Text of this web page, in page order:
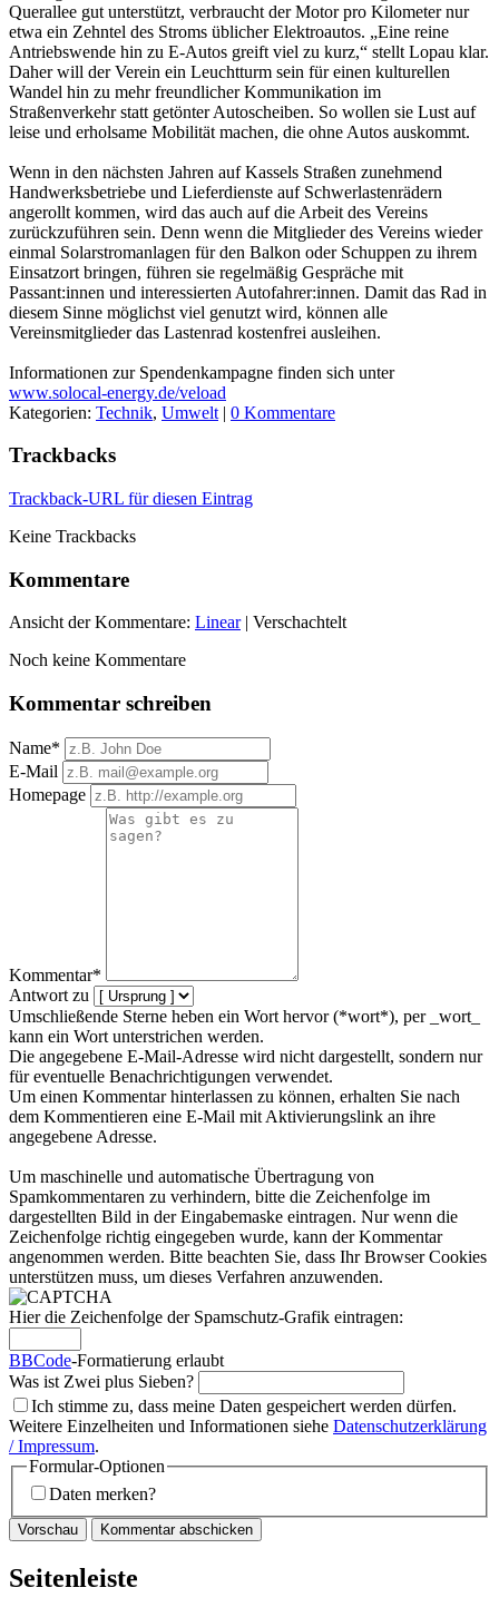
Querallee gut unterstützt, verbraucht der Motor pro Kilometer nur
etwa ein Zehntel des Stroms üblicher Elektroautos. „Eine reine
Antriebswende hin zu E-Autos greift viel zu kurz,“ stellt Lopau klar.
Daher will der Verein ein Leuchtturm sein für einen kulturellen
Wandel hin zu mehr freundlicher Kommunikation im
Straßenverkehr statt getönter Autoscheiben. So wollen sie Lust auf
leise und erholsame Mobilität machen, die ohne Autos auskommt.
Wenn in den nächsten Jahren auf Kassels Straßen zunehmend
Handwerksbetriebe und Lieferdienste auf Schwerlastenrädern
angerollt kommen, wird das auch auf die Arbeit des Vereins
zurückzuführen sein. Denn wenn die Mitglieder des Vereins wieder
einmal Solarstromanlagen für den Balkon oder Schuppen zu ihrem
Einsatzort bringen, führen sie regelmäßig Gespräche mit
Passant:innen und interessierten Autofahrer:innen. Damit das Rad in
diesem Sinne möglichst viel genutzt wird, können alle
Vereinsmitglieder das Lastenrad kostenfrei ausleihen.
Informationen zur Spendenkampagne finden sich unter
www.solocal-energy.de/veload
Kategorien: Technik, Umwelt | 0 Kommentare
Trackbacks
Trackback-URL für diesen Eintrag
Keine Trackbacks
Kommentare
Ansicht der Kommentare: Linear| Verschachtelt
Noch keine Kommentare
Kommentar schreiben
Name*
E-Mail
Homepage
Kommentar*
Antwort zu
Umschließende Sterne heben ein Wort hervor (*wort*), per _wort_
kann ein Wort unterstrichen werden.
Die angegebene E-Mail-Adresse wird nicht dargestellt, sondern nur
für eventuelle Benachrichtigungen verwendet.
Um einen Kommentar hinterlassen zu können, erhalten Sie nach
dem Kommentieren eine E-Mail mit Aktivierungslink an ihre
angegebene Adresse.
Um maschinelle und automatische Übertragung von
Spamkommentaren zu verhindern, bitte die Zeichenfolge im
dargestellten Bild in der Eingabemaske eintragen. Nur wenn die
Zeichenfolge richtig eingegeben wurde, kann der Kommentar
angenommen werden. Bitte beachten Sie, dass Ihr Browser Cookies
unterstützen muss, um dieses Verfahren anzuwenden.
Hier die Zeichenfolge der Spamschutz-Grafik eintragen:
BBCode-Formatierung erlaubt
Was ist Zwei plus Sieben?
Ich stimme zu, dass meine Daten gespeichert werden dürfen.
Weitere Einzelheiten und Informationen siehe Datenschutzerklärung
/ Impressum.
Formular-Optionen
Daten merken?
Seitenleiste